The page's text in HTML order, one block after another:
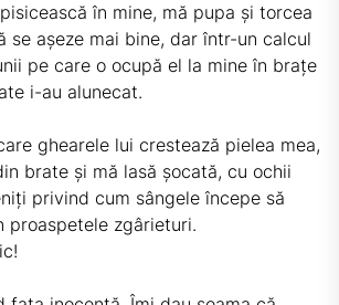
în mine, mă pupa și torcea
se așeze mai bine, dar într-un calcul
pe care o ocupă el la mine în brațe
i-au alunecat.
ghearele lui crestează pielea mea,
brate și mă lasă șocată, cu ochii
privind cum sângele începe să
proaspetele zgârieturi.